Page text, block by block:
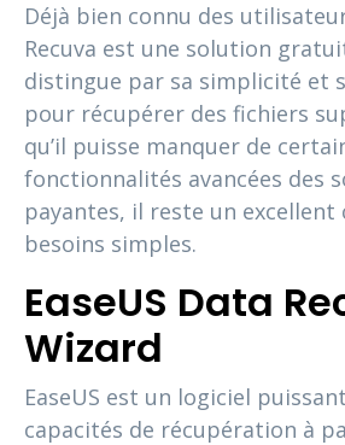
Déjà bien connu des
Recuva est une solution
distingue par sa simplicité et
pour récupérer des fichiers
qu’il puisse manquer de
fonctionnalités avancées des
payantes, il reste un excellent
besoins simples.
EaseUS Data
Wizard
EaseUS est un logiciel
capacités de récupération à